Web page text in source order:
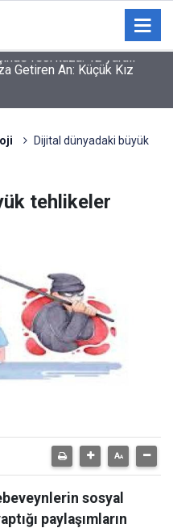
Getiren An: Küçük Kız
Dijital dünyadaki büyük
tehlikeler
sosyal
paylaşımların